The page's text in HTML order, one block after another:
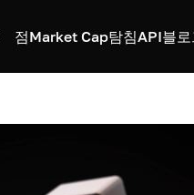
점Market Cap탐침API블